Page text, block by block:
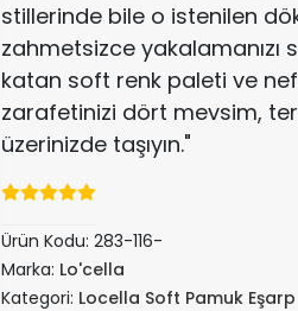
stillerinde bile o istenilen
zahmetsizce yakalamanızı
katan soft renk paleti ve
zarafetinizi dört mevsim,
üzerinizde taşıyın."
Ürün Kodu: 283-116-
Marka: Lo'cella
Kategori: Locella Soft Pamuk Eşarp